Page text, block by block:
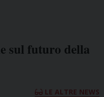
sul futuro della
LE ALTRE NEWS